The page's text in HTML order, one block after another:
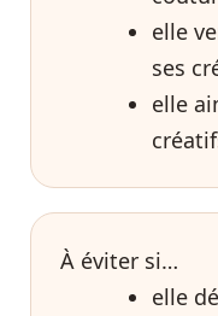
elle
ses
elle
À éviter si…
elle